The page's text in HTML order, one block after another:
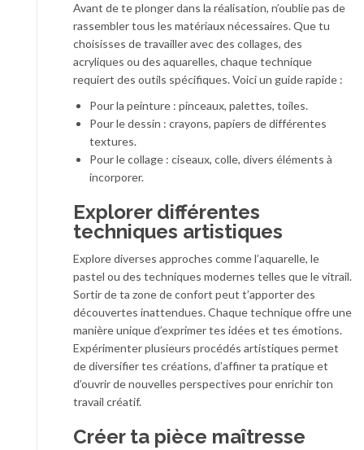
Avant de te plonger dans la réalisation, n’oublie pas de
rassembler tous les matériaux nécessaires. Que tu
choisisses de travailler avec des collages, des
acryliques ou des aquarelles, chaque technique
requiert des outils spécifiques. Voici un guide rapide :
Pour la peinture : pinceaux, palettes, toiles.
Pour le dessin : crayons, papiers de différentes
textures.
Pour le collage : ciseaux, colle, divers éléments à
incorporer.
Explorer différentes
techniques artistiques
Explore diverses approches comme l’aquarelle, le
pastel ou des techniques modernes telles que le vitrail.
Sortir de ta zone de confort peut t’apporter des
découvertes inattendues. Chaque technique offre une
manière unique d’exprimer tes idées et tes émotions.
Expérimenter plusieurs procédés artistiques permet
de diversifier tes créations, d’affiner ta pratique et
d’ouvrir de nouvelles perspectives pour enrichir ton
travail créatif.
Créer ta pièce maîtresse